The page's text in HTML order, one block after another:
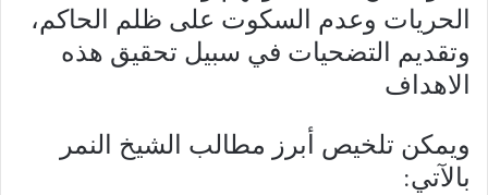
الحريات وعدم السكوت على ظلم الحاكم،
وتقديم التضحيات في سبيل تحقيق هذه
الاهداف
ويمكن تلخيص أبرز مطالب الشيخ النمر
بالآتي: